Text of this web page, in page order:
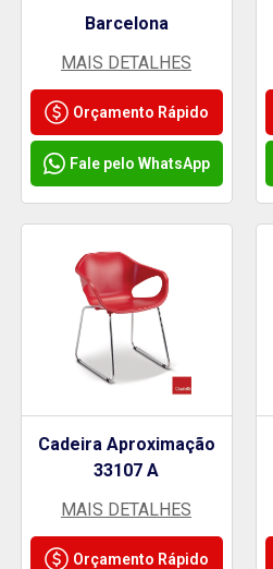
Barcelona
MAIS DETALHES
Orçamento Rápido
Fale pelo WhatsApp
Cadeira Aproximação
33107 A
MAIS DETALHES
Orçamento Rápido